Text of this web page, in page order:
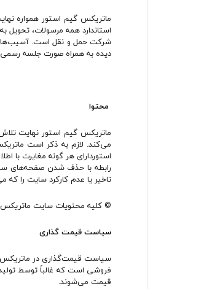
ماتریکس گیم استور همواره
استاندارد همه مرسولات، تحویل
دیده به همراه صورت جلسه
محتوا
ماتریکس گیم استور نهایت
می‏‌کند. لازم به ذکر است
استوردارای هر گونه مغایرت با
رابطه با حذف شدن صفحه‏‌های
تاخیر یا عدم کارکرد سایت را که
© کلیه محتویات سایت ماتریکس
سیاست قیمت گذاری
سیاست قیمت‌‏گذاری در ماتریکس
فروشی است که غالباً توسط
قیمت می‌‏شوند.